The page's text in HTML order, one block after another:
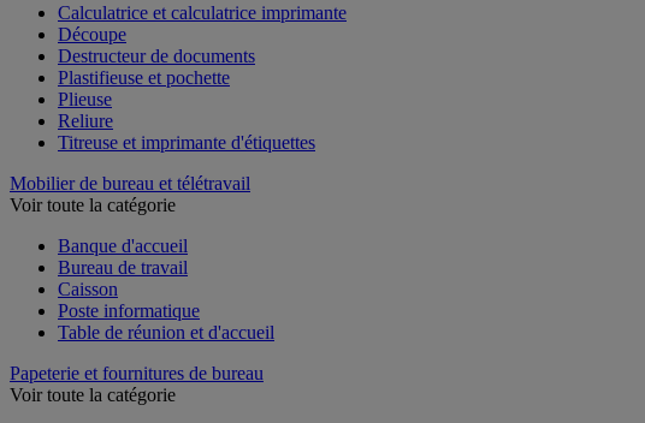
Calculatrice et calculatrice imprimante
Découpe
Destructeur de documents
Plastifieuse et pochette
Plieuse
Reliure
Titreuse et imprimante d'étiquettes
Mobilier de bureau et télétravail
Voir toute la catégorie
Banque d'accueil
Bureau de travail
Caisson
Poste informatique
Table de réunion et d'accueil
Papeterie et fournitures de bureau
Voir toute la catégorie